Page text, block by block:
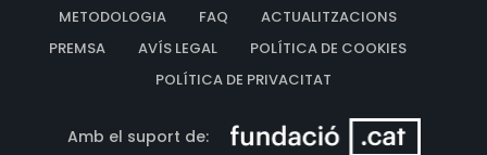
Harper, Edna Mae Harris, Louis Jean Heydt, John James,
Virginia Kaye, Kenner G. Kemp, Maurice Marks, Jack
Martin, Sully Mason, George Mathews, Marian Moore,
Francis Pierlot, Django Reinhardt, Ruby Richards, Verna
METODOLOGIA FAQ
ACTUALITZACIONS
PREMSA
AVÍS LEGAL
POLÍTICA DE COOKIES
POLÍTICA DE PRIVACITAT
Amb el suport de: